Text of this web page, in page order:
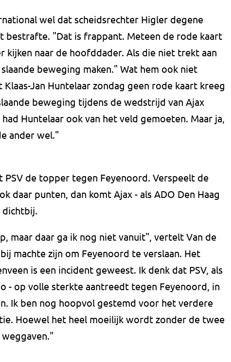
wel dat scheidsrechter Higler degene
bestrafte. "Dat is frappant. Meteen de rode kaart
kijken naar de hoofddader. Als die niet trekt aan
beweging maken." Wat hem ook niet
Jan Huntelaar zondag geen rode kaart kreeg
beweging tijdens de wedstrijd van Ajax
Huntelaar ook van het veld gemoeten. Maar ja,
ander wel."
PSV de topper tegen Feyenoord. Verspeelt de
daar punten, dan komt Ajax - als ADO Den Haag
maar daar ga ik nog niet vanuit", vertelt Van de
machte zijn om Feyenoord te verslaan. Het
is een incident geweest. Ik denk dat PSV, als
- op volle sterkte aantreedt tegen Feyenoord, in
Ik ben nog hoopvol gestemd voor het verdere
Hoewel het heel moeilijk wordt zonder de twee